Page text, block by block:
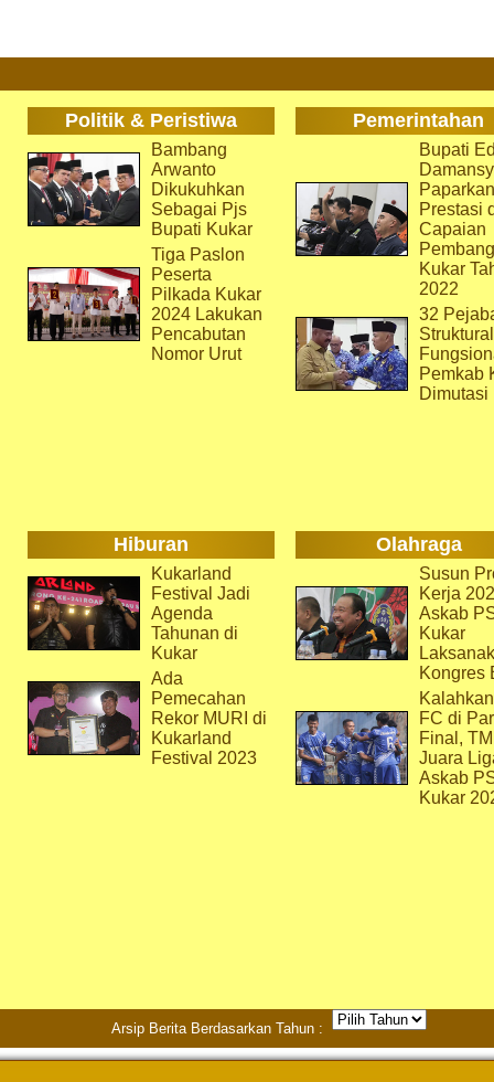
Politik & Peristiwa Pemerintahan
Bambang
Arwanto
Dikukuhkan
Sebagai Pjs
Bupati Kukar
Tiga Paslon
Peserta
Pilkada Kukar
2024 Lakukan
Pencabutan
Nomor Urut
Bupati
Paparkan
Prestasi
Capaian
Kukar
2022
32
Pemkab
Dimutasi
Hiburan Olahraga
Kukarland
Festival Jadi
Agenda
Tahunan di
Kukar
Ada
Pemecahan
Rekor MURI di
Kukarland
Festival 2023
Susun
Kerja
Askab
Kukar
Kongres
FC di
Final,
Juara
Askab
Kukar
Arsip Berita Berdasarkan Tahun :